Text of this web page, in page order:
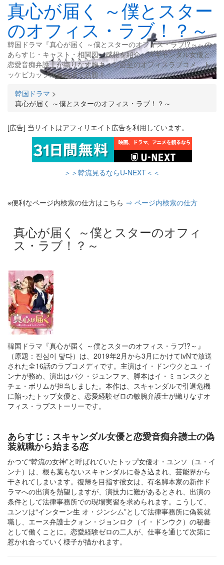
真心が届く ～僕とスター
のオフィス・ラブ！？～
韓国ドラマ『真心が届く ～僕とスターのオフィス・ラブ!?～』の
あらすじ・キャスト・相関図・感想を紹介。スキャンダル女優と
恋愛音痴弁護士が織りなす胸キュン必至のオフィスラブコメ。ト
ッケビカップル再共演で話題！
韓国ドラマ >
真心が届く ～僕とスターのオフィス・ラブ！？～
[広告] 当サイトはアフィリエイト広告を利用しています。
＞＞韓流見るならU-NEXT＜＜
※便利なページ内検索の仕方はこちら ⇒ ページ内検索の仕方
真心が届く ～僕とスターのオフィ
ス・ラブ！？～
韓国ドラマ『真心が届く ～僕とスターのオフィス・ラブ!?～』
（原題：진심이 닿다）は、2019年2月から3月にかけてtvNで放送
された全16話のラブコメディです。主演はイ・ドンウクとユ・イ
ンナが務め、演出はパク・ジュンファ、脚本はイ・ミョンスクと
チェ・ボリムが担当しました。本作は、スキャンダルで引退危機
に陥ったトップ女優と、恋愛経験ゼロの敏腕弁護士が織りなすオ
フィス・ラブストーリーです。
あらすじ：スキャンダル女優と恋愛音痴弁護士の偽
装就職から始まる恋
かつて“韓流の女神”と呼ばれていたトップ女優オ・ユンソ（ユ・イ
ンナ）は、根も葉もないスキャンダルに巻き込まれ、芸能界から
干されてしまいます。復帰を目指す彼女は、有名脚本家の新作ド
ラマへの出演を熱望しますが、演技力に難があるとされ、出演の
条件として法律事務所での現場実習を求められます。こうして、
ユンソは“インターン生 オ・ジンシム”として法律事務所に偽装就
職し、エース弁護士クォン・ジョンロク（イ・ドンウク）の秘書
として働くことに。恋愛経験ゼロの二人が、仕事を通じて次第に
惹かれ合っていく様子が描かれます。